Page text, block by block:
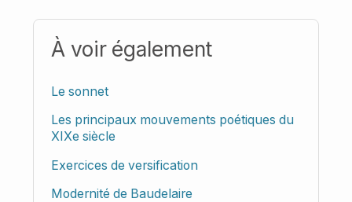
À voir également
Le sonnet
Les principaux mouvements poétiques du
XIXe siècle
Exercices de versification
Modernité de Baudelaire